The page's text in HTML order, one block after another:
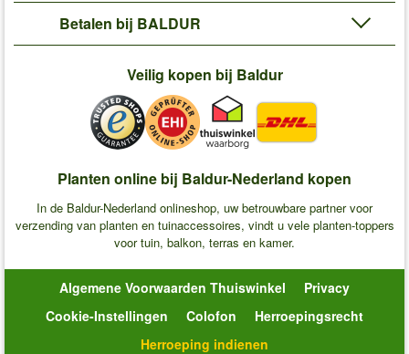
Betalen bij BALDUR
Veilig kopen bij Baldur
Planten online bij Baldur-Nederland kopen
In de Baldur-Nederland onlineshop, uw betrouwbare partner voor
verzending van planten en tuinaccessoires, vindt u vele planten-toppers
voor tuin, balkon, terras en kamer.
Algemene Voorwaarden Thuiswinkel
Privacy
Cookie-Instellingen
Colofon
Herroepingsrecht
Herroeping indienen